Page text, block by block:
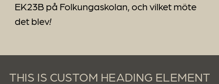
EK23B på Folkungaskolan, och vilket möte
det blev!
THIS IS CUSTOM HEADING ELEMENT